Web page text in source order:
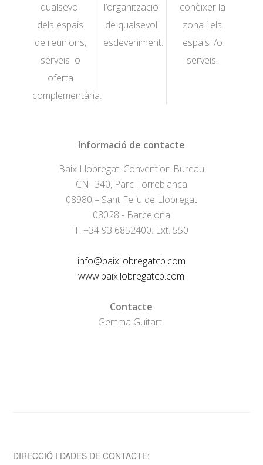
qualsevol
dels espais
de reunions,
serveis o
oferta
complementària.
l’organització
de qualsevol
esdeveniment.
conèixer la
zona i els
espais i/o
serveis.
Informació de contacte
Baix Llobregat. Convention Bureau
CN- 340, Parc Torreblanca
08980 – Sant Feliu de Llobregat
08028 - Barcelona
T. +34 93 6852400. Ext. 550
info@baixllobregatcb.com
www.baixllobregatcb.com
Contacte
Gemma Guitart
DIRECCIÓ I DADES DE CONTACTE: